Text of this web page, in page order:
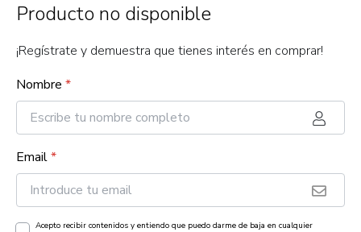
Producto no disponible
¡Regístrate y demuestra que tienes interés en comprar!
Nombre *
Email*
Acepto recibir contenidos y entiendo que puedo darme de baja en cualquier